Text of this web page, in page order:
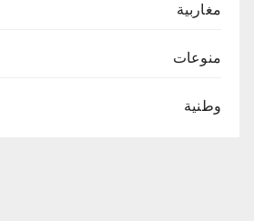
مغاربية
منوعات
وطنية